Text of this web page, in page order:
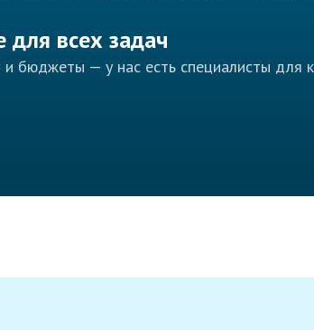
для всех задач
бюджеты — у нас есть специалисты для